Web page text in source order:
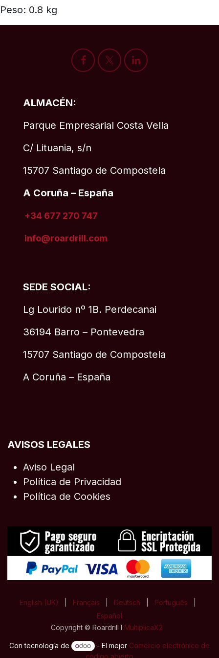
Peso: 0.8 kg
SEDE SOCIAL:
Lg Lourido nº 1B. Perdecanai
36194 Barro – Pontevedra
15707 Santiago de Compostela
A Coruña – España
ALMACÉN:
Parque Empresarial Costa Vella
C/ Lituania, s/n
15707 Santiago de Compostela
A Coruña – España
+34 677 270 747
info@roardrill.com
AVISOS LEGALES
Aviso Legal
Política de Privacidad
Política de Cookies
Copyright © Roardrill I MultiplicaX2
English (UK) Français Deutsch Português
Español
Con tecnología de - El mejor Comercio electrónico de